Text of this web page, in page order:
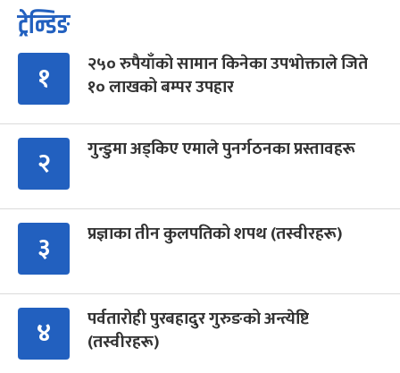
ट्रेन्डिङ
१
२५० रुपैयाँको सामान किनेका उपभोक्ताले जिते
१० लाखको बम्पर उपहार
२ गुन्डुमा अड्किए एमाले पुनर्गठनका प्रस्तावहरू
३ प्रज्ञाका तीन कुलपतिको शपथ (तस्वीरहरू)
४
पर्वतारोही पुरबहादुर गुरुङको अन्त्येष्टि
(तस्वीरहरू)